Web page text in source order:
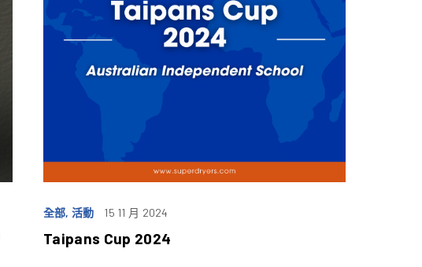
全部, 活動 15 11 月 2024
Taipans Cup 2024